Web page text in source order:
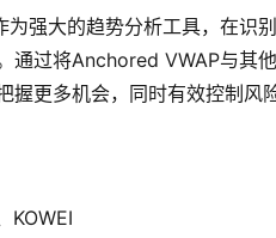
强大的趋势分析工具，在识
通过将Anchored VWAP与其
握更多机会，同时有效控制风险
KOWEI